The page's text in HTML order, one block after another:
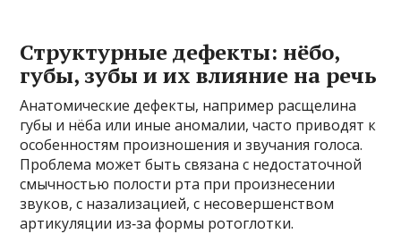
Структурные дефекты: нёбо,
губы, зубы и их влияние на речь
Анатомические дефекты, например расщелина
губы и нёба или иные аномалии, часто приводят к
особенностям произношения и звучания голоса.
Проблема может быть связана с недостаточной
смычностью полости рта при произнесении
звуков, с назализацией, с несовершенством
артикуляции из‑за формы ротоглотки.